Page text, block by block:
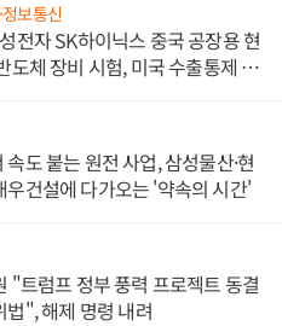
정보통신
전자 SK하이닉스 중국 공장용 현
도체 장비 시험, 미국 수출통제 대
도 붙는 원전 사업, 삼성물산·현
우건설에 다가오는 '약속의 시간'
"트럼프 정부 풍력 프로젝트 동결
법", 해제 명령 내려